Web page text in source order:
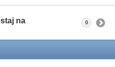
na
0